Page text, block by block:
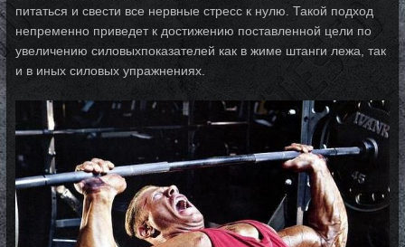
питаться и свести все нервные стресс к нулю. Такой подход
непременно приведет к достижению поставленной цели по
увеличению силовыхпоказателей как в жиме штанги лежа, так
и в иных силовых упражнениях.